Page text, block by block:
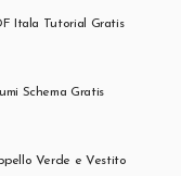
Itala Tutorial Gratis
Schema Gratis
Verde e Vestito